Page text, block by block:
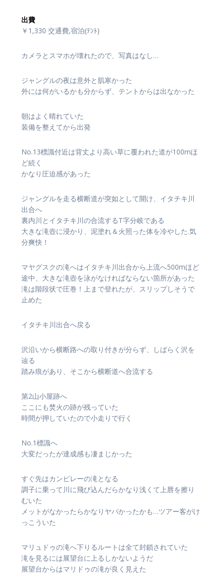
出費
￥1,330 交通費,宿泊(ﾃﾝﾄ)
カメラとスマホが壊れたので、写真はなし…
ジャングルの夜は意外と肌寒かった
外には何がいるかも分からず、テントからは出なかった
朝はよく晴れていた
装備を整えてから出発
No.13標識付近は背丈より高い草に覆われた道が100mほ
ど続く
かなり圧迫感があった
ジャングルを走る横断道が突如として開け、イタチキ川
出合へ
裏内川とイタチキ川の合流するT字分岐である
大きな滝壺に浸かり、泥塗れ＆火照った体を冷やした.気
分爽快！
マヤグスクの滝へはイタチキ川出合から上流へ500mほど
途中、大きな滝壺を泳がなければならない箇所があった
滝は階段状で圧巻！上まで登れたが、スリップしそうで
止めた
イタチキ川出合へ戻る
沢沿いから横断路への取り付きが分らず、しばらく沢を
辿る
踏み痕があり、そこから横断道へ合流する
第2山小屋跡へ
ここにも焚火の跡が残っていた
時間が押していたので小走りで行く
No.1標識へ
大変だったが達成感も凄まじかった
すぐ先はカンピレーの滝となる
調子に乗って川に飛び込んだらかなり浅くて上唇を擦り
むいた
メットがなかったらかなりヤバかったかも…ツアー客がけ
っこういた
マリュドゥの滝へ下りるルートは全て封鎖されていた
滝を見るには展望台に上るしかないようだ
展望台からはマリドゥの滝が良く見えた